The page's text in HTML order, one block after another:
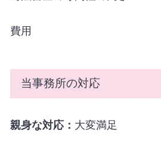
費用
当事務所の対応
親身な対応： 大変満足